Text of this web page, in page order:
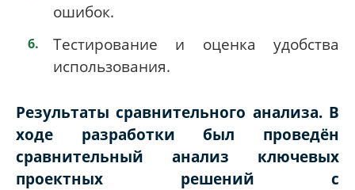
ошибок.
Тестирование и оценка удобства
использования.
Результаты сравнительного анализа. В
ходе разработки был проведён
сравнительный анализ ключевых
проектных решений с